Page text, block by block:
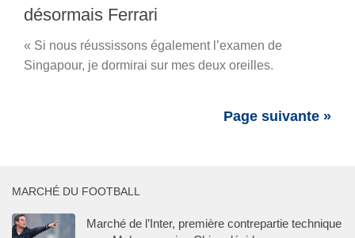
désormais Ferrari
« Si nous réussissons également l’examen de
Singapour, je dormirai sur mes deux oreilles.
Page suivante »
MARCHÉ DU FOOTBALL
Marché de l’Inter, première contrepartie technique